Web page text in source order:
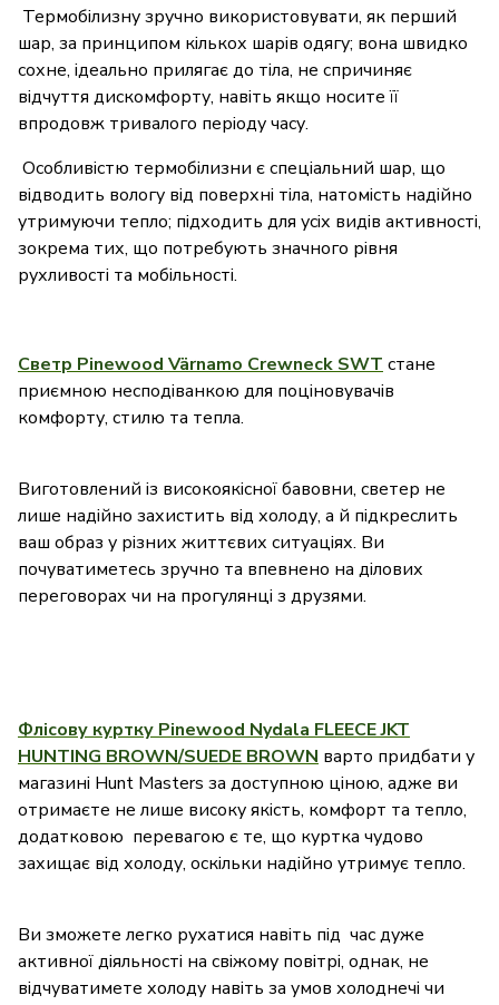
Термобілизну зручно використовувати, як перший
шар, за принципом кількох шарів одягу; вона швидко
сохне, ідеально прилягає до тіла, не спричиняє
відчуття дискомфорту, навіть якщо носите її
впродовж тривалого періоду часу.
Особливістю термобілизни є спеціальний шар, що
відводить вологу від поверхні тіла, натомість надійно
утримуючи тепло; підходить для усіх видів активності,
зокрема тих, що потребують значного рівня
рухливості та мобільності.
Светр Pinewood Värnamo Crewneck SWT стане
приємною несподіванкою для поціновувачів
комфорту, стилю та тепла.
Виготовлений із високоякісної бавовни, светер не
лише надійно захистить від холоду, а й підкреслить
ваш образ у різних життєвих ситуаціях. Ви
почуватиметесь зручно та впевнено на ділових
переговорах чи на прогулянці з друзями.
Флісову куртку Pinewood Nydala FLEECE JKT
HUNTING BROWN/SUEDE BROWN варто придбати у
магазині Hunt Masters за доступною ціною, адже ви
отримаєте не лише високу якість, комфорт та тепло,
додатковою перевагою є те, що куртка чудово
захищає від холоду, оскільки надійно утримує тепло.
Ви зможете легко рухатися навіть під час дуже
активної діяльності на свіжому повітрі, однак, не
відчуватимете холоду навіть за умов холоднечі чи